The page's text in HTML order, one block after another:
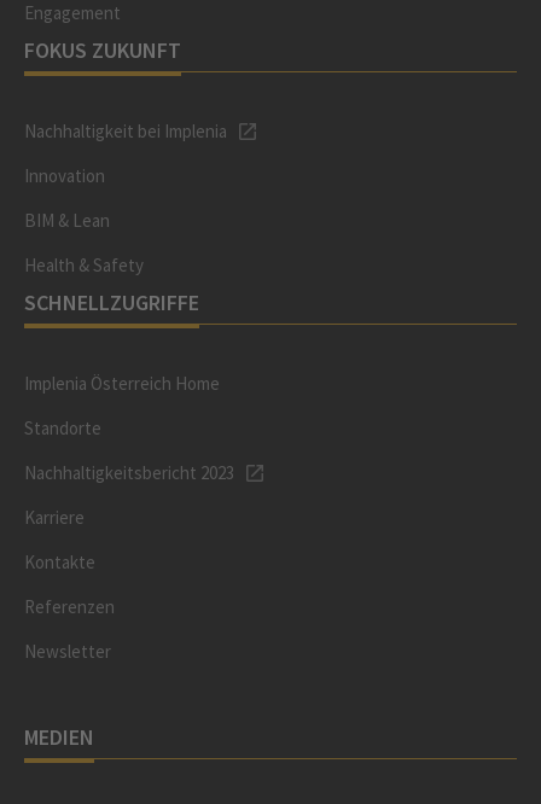
Engagement
FOKUS ZUKUNFT
Nachhaltigkeit bei Implenia
Innovation
BIM & Lean
Health & Safety
SCHNELLZUGRIFFE
Implenia Österreich Home
Standorte
Nachhaltigkeitsbericht 2023
Karriere
Kontakte
Referenzen
Newsletter
MEDIEN